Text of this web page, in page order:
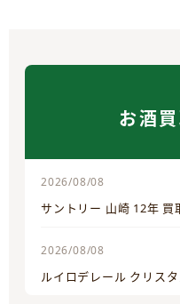
お酒
2026/08/08
サントリー 山崎 12年
2026/08/08
ルイロデレール クリス